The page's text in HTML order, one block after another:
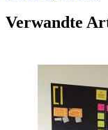
Verwandte